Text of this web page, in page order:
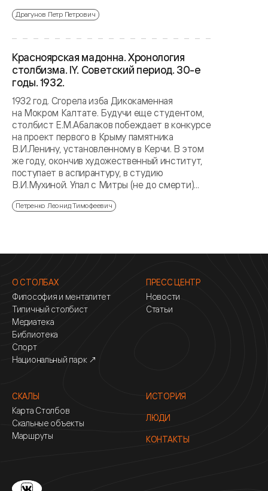
Драгунов Петр Петрович
Красноярская мадонна. Хронология
столбизма. IY. Советский период. 30-е
годы. 1932.
1932 год. Сгорела изба Дикокаменная
на Мокром Калтате. Будучи еще студентом,
столбист Е.М.Абалаков побеждает в конкурсе
на проект первого в Крыму памятника
В.И.Ленину, установленному в Керчи. В этом
же году, окончив художественный институт,
поступает в аспирантуру, в студию
В.И.Мухиной. Упал с Митры (не до смерти)...
Петренко Леонид Тимофеевич
О СТОЛБАХ
Философия и менталитет
Типичный столбист
Медиатека
Библиотека
Спорт
Национальный парк ↗
ПРЕСС ЦЕНТР
Новости
Статьи
СКАЛЫ
Карта Столбов
Скальные объекты
Маршруты
ИСТОРИЯ
ЛЮДИ
КОНТАКТЫ